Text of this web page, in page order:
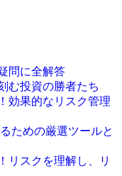
問に全解答
む投資の勝者たち
効果的なリスク管理
ための厳選ツールと
リスクを理解し、リ